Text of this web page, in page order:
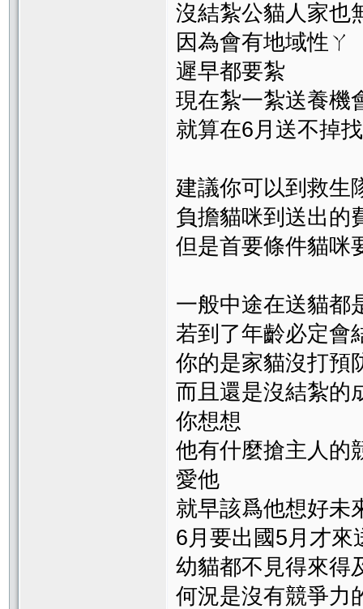
沒結紮公貓人家也
因為會有地域性ㄚ
遲早都要紮
現在紮一紮送養機
就算在6月送不掉
建議你可以到救生
負擔貓咪到送出的
但是首要條件貓咪
一般中途在送貓都
若到了年齡必定會
你的是家貓沒打預
而且還是沒結紮的
你想想
他有什麼搶主人的
愛他
就早該爲他想好未
6月要出國5月才來
幼貓都不見得來得
何況是沒有競爭力